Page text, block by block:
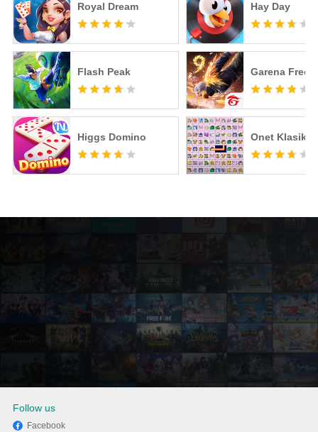
Royal Dream
Flash Peak
Higgs Domino
Hay Day
Garena Free
Onet Klasik
Follow us
Facebook